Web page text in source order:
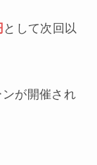
として次回以
が開催され